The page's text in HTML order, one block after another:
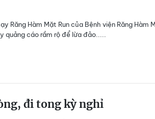
Răng Hàm Mặt Run của Bệnh viện Răng Hàm
quảng cáo rầm rộ để lừa đảo.....
đi tong kỳ nghỉ